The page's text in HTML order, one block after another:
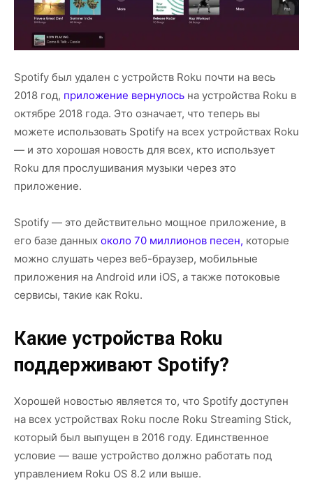
Spotify был удален с устройств Roku почти на весь
2018 год, приложение вернулось на устройства Roku в
октябре 2018 года. Это означает, что теперь вы
можете использовать Spotify на всех устройствах Roku
— и это хорошая новость для всех, кто использует
Roku для прослушивания музыки через это
приложение.
Spotify — это действительно мощное приложение, в
его базе данных около 70 миллионов песен, которые
можно слушать через веб-браузер, мобильные
приложения на Android или iOS, а также потоковые
сервисы, такие как Roku.
Какие устройства Roku
поддерживают Spotify?
Хорошей новостью является то, что Spotify доступен
на всех устройствах Roku после Roku Streaming Stick,
который был выпущен в 2016 году. Единственное
условие — ваше устройство должно работать под
управлением Roku OS 8.2 или выше.